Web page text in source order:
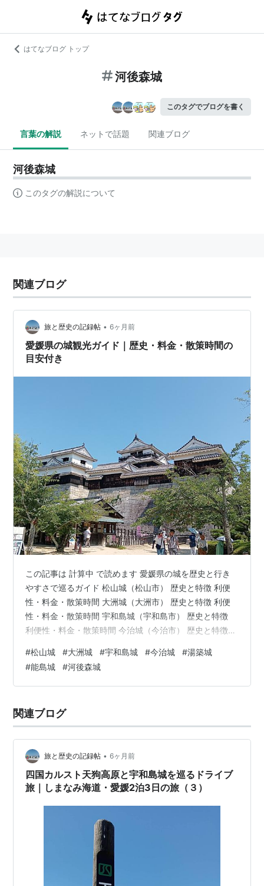
はてなブログ トップ
河後森城
このタグでブログを書く
言葉の解説 ネットで話題 関連ブログ
河後森城
このタグの解説について
関連ブログ
旅と歴史の記録帖 • 6ヶ月前
愛媛県の城観光ガイド｜歴史・料金・散策時間の
目安付き
この記事は 計算中 で読めます 愛媛県の城を歴史と行き
やすさで巡るガイド 松山城（松山市） 歴史と特徴 利便
性・料金・散策時間 大洲城（大洲市） 歴史と特徴 利便
性・料金・散策時間 宇和島城（宇和島市） 歴史と特徴
利便性・料金・散策時間 今治城（今治市） 歴史と特徴
史と特徴 利便性（駐車場・アクセス） 河後森城（西予
市） 歴史と特徴 利便性（駐車場・アクセス） 能島城
（今治市・宮窪町） 歴史と特徴 利便性（駐車場・アクセ
愛媛県には、戦国時代から江戸時代にかけて築かれた名
城が数多く残…
#松山城 #大洲城 #宇和島城 #今治城 #湯築城
#能島城 #河後森城
関連ブログ
旅と歴史の記録帖 • 6ヶ月前
四国カルスト天狗高原と宇和島城を巡るドライブ
旅｜しまなみ海道・愛媛2泊3日の旅（３）